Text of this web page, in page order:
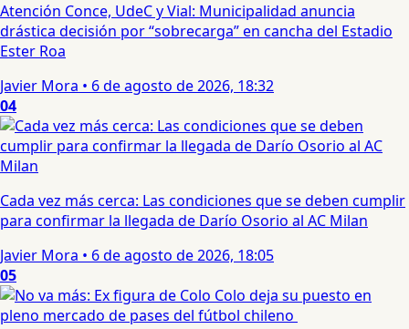
Atención Conce, UdeC y Vial: Municipalidad anuncia
drástica decisión por “sobrecarga” en cancha del Estadio
Ester Roa
Javier Mora • 6 de agosto de 2026, 18:32
04
Cada vez más cerca: Las condiciones que se deben cumplir
para confirmar la llegada de Darío Osorio al AC Milan
Javier Mora • 6 de agosto de 2026, 18:05
05